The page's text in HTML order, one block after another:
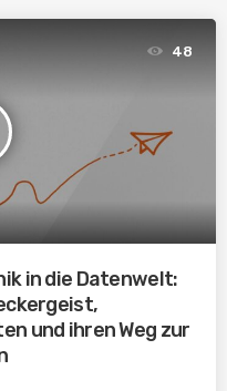
48
in die Datenwelt:
und ihren Weg zur